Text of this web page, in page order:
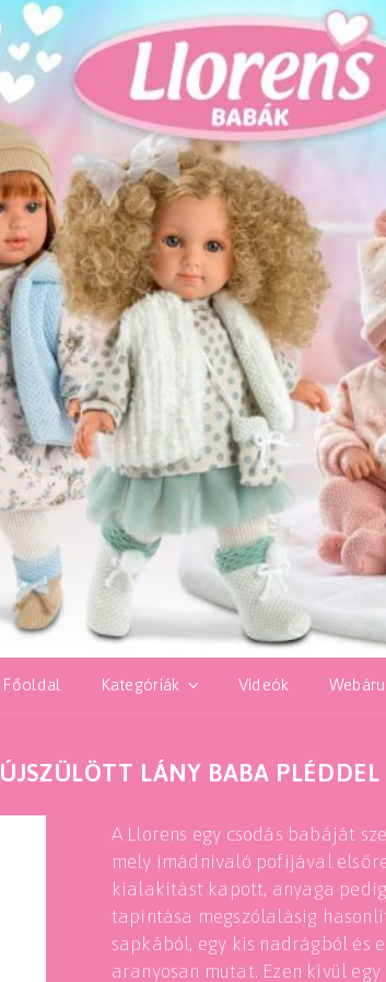
Főoldal Kategóriák Videók
ÚJSZÜLÖTT LÁNY BABA PLÉDDEL
A Llorens egy csodás babáját
mely imádnivaló pofijával
kialakítást kapott, anyaga
tapintása megszólalásig
sapkából, egy kis nadrágból és
aranyosan mutat. Ezen kívül